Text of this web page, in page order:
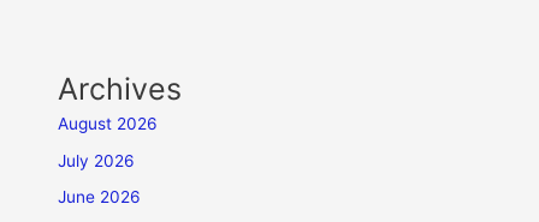
Archives
August 2026
July 2026
June 2026